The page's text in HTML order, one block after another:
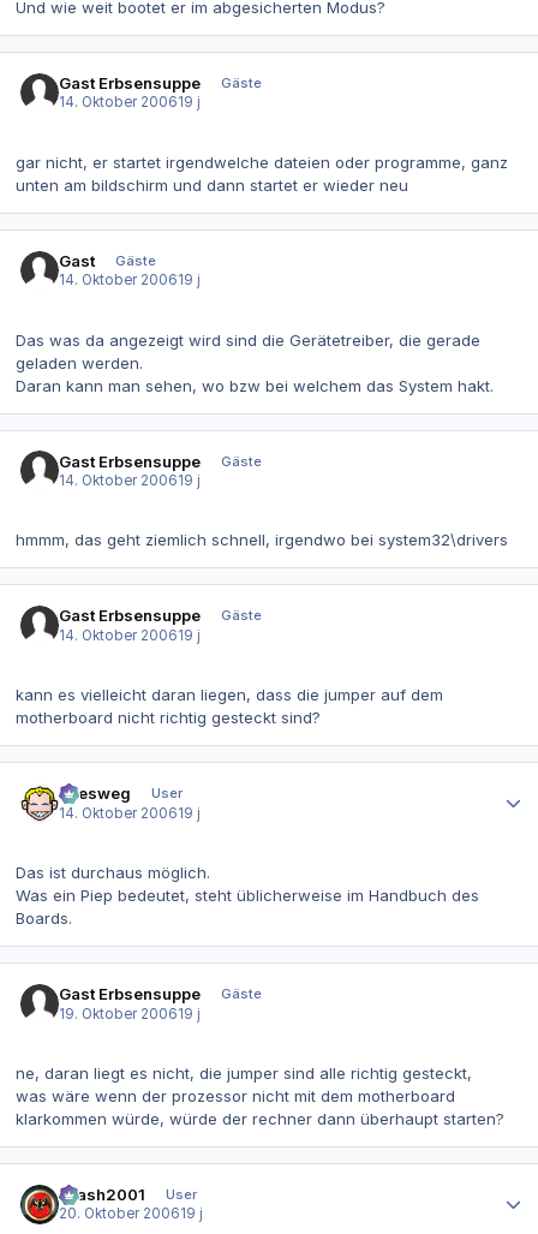
Und wie weit bootet er im abgesicherten Modus?
Gast Erbsensuppe
Gäste
14. Oktober 200619 j
gar nicht, er startet irgendwelche dateien oder programme, ganz
unten am bildschirm und dann startet er wieder neu
Gast
Gäste
14. Oktober 200619 j
Das was da angezeigt wird sind die Gerätetreiber, die gerade
geladen werden.
Daran kann man sehen, wo bzw bei welchem das System hakt.
Gast Erbsensuppe
Gäste
14. Oktober 200619 j
hmmm, das geht ziemlich schnell, irgendwo bei system32\drivers
Gast Erbsensuppe
Gäste
14. Oktober 200619 j
kann es vielleicht daran liegen, dass die jumper auf dem
motherboard nicht richtig gesteckt sind?
allesweg
User
14. Oktober 200619 j
Das ist durchaus möglich.
Was ein Piep bedeutet, steht üblicherweise im Handbuch des
Boards.
Gast Erbsensuppe
Gäste
19. Oktober 200619 j
ne, daran liegt es nicht, die jumper sind alle richtig gesteckt,
was wäre wenn der prozessor nicht mit dem motherboard
klarkommen würde, würde der rechner dann überhaupt starten?
Crash2001
User
20. Oktober 200619 j